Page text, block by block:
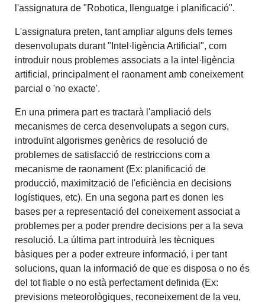
l'assignatura de "Robotica, llenguatge i planificació".
L'assignatura preten, tant ampliar alguns dels temes
desenvolupats durant "Intel·ligència Artificial", com
introduir nous problemes associats a la intel·ligència
artificial, principalment el raonament amb coneixement
parcial o 'no exacte'.
En una primera part es tractarà l'ampliació dels
mecanismes de cerca desenvolupats a segon curs,
introduïnt algorismes genèrics de resolució de
problemes de satisfacció de restriccions com a
mecanisme de raonament (Ex: planificació de
producció, maximització de l'eficiència en decisions
logístiques, etc). En una segona part es donen les
bases per a representació del coneixement associat a
problemes per a poder prendre decisions per a la seva
resolució. La última part introduirà les tècniques
bàsiques per a poder extreure informació, i per tant
solucions, quan la informació de que es disposa o no és
del tot fiable o no està perfectament definida (Ex:
previsions meteorològiques, reconeixement de la veu,